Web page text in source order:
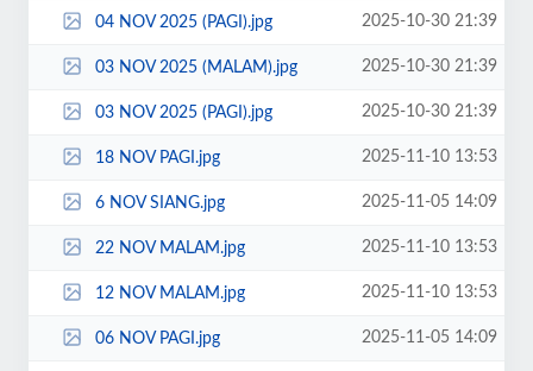
04 NOV 2025 (PAGI).jpg 2025-10-30 21:39
03 NOV 2025 (MALAM).jpg 2025-10-30 21:39
03 NOV 2025 (PAGI).jpg 2025-10-30 21:39
18 NOV PAGI.jpg 2025-11-10 13:53
6 NOV SIANG.jpg 2025-11-05 14:09
22 NOV MALAM.jpg 2025-11-10 13:53
12 NOV MALAM.jpg 2025-11-10 13:53
06 NOV PAGI.jpg 2025-11-05 14:09